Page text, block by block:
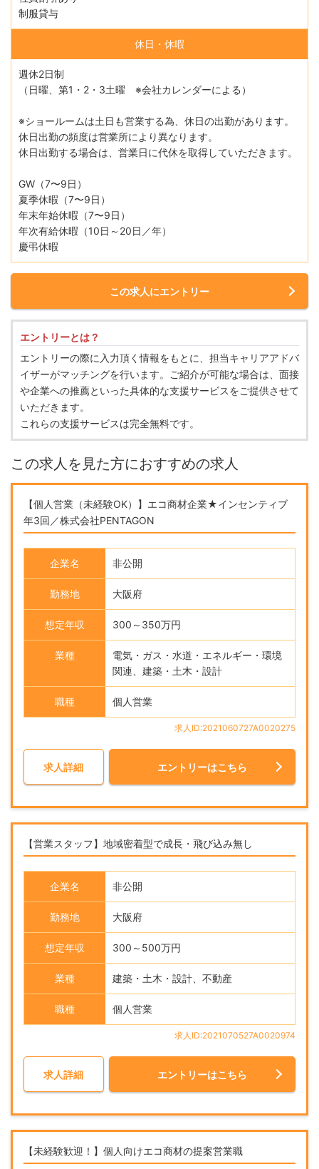
制服貸与
休日・休暇
週休2日制
（日曜、第1・2・3土曜 ※会社カレンダーによる）
※ショールームは土日も営業する為、休日の出勤があります。
休日出勤の頻度は営業所により異なります。
休日出勤する場合は、営業日に代休を取得していただきます。
GW（7〜9日）
夏季休暇（7〜9日）
年末年始休暇（7〜9日）
年次有給休暇（10日～20日／年）
慶弔休暇
この求人にエントリー
エントリーとは？
エントリーの際に入力頂く情報をもとに、担当キャリアアドバ
イザーがマッチングを行います。ご紹介が可能な場合は、面接
や企業への推薦といった具体的な支援サービスをご提供させて
いただきます。
これらの支援サービスは完全無料です。
この求人を見た方におすすめの求人
【個人営業（未経験OK）】エコ商材企業★インセンティブ
年3回／株式会社PENTAGON
企業名 非公開
勤務地 大阪府
想定年収 300～350万円
業種
電気・ガス・水道・エネルギー・環境
関連、建築・土木・設計
職種 個人営業
求人ID:2021060727A0020275
求人詳細 エントリーはこちら
【営業スタッフ】地域密着型で成長・飛び込み無し
企業名 非公開
勤務地 大阪府
想定年収 300～500万円
業種 建築・土木・設計、不動産
職種 個人営業
求人ID:2021070527A0020974
求人詳細 エントリーはこちら
【未経験歓迎！】個人向けエコ商材の提案営業職